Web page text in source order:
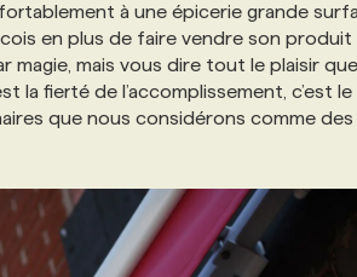
à une épicerie grande
en plus de faire vendre son produit
magie, mais vous dire tout le plaisir que
la fierté de l’accomplissement, c’est le
que nous considérons comme des